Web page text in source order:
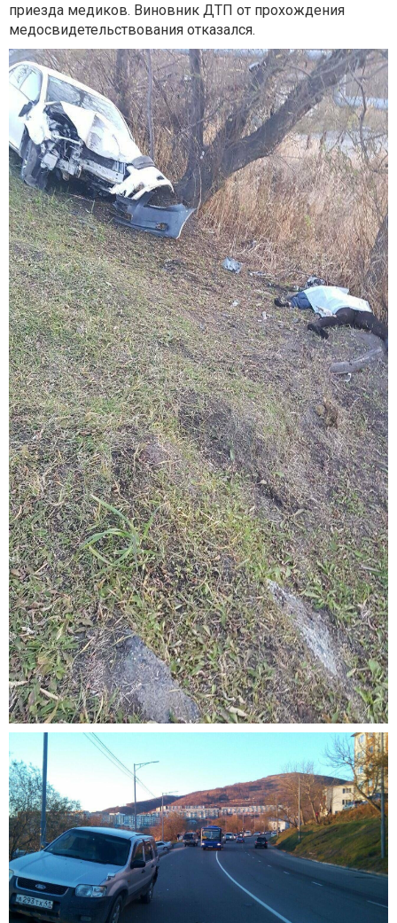
приезда медиков. Виновник ДТП от прохождения
медосвидетельствования отказался.